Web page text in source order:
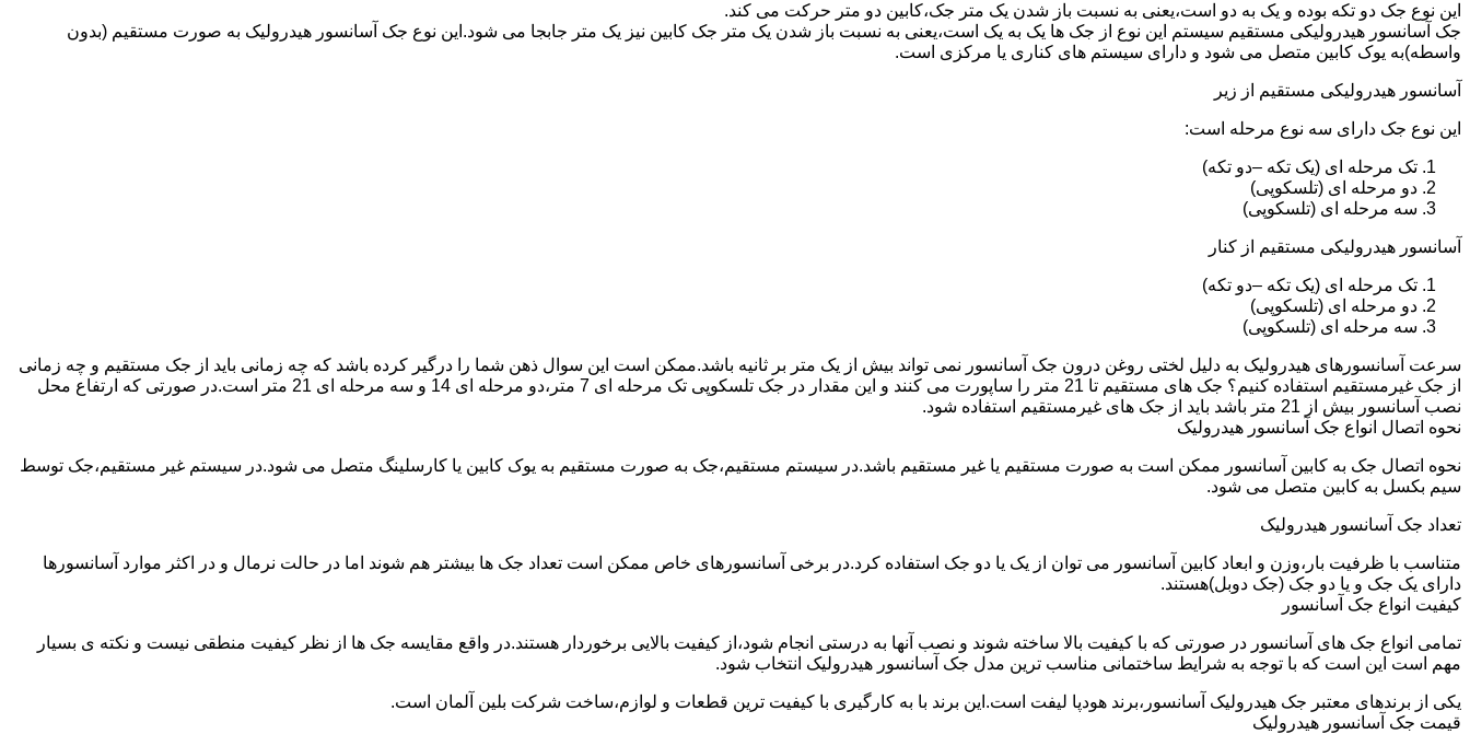
این نوع جک دو تکه بوده و یک به دو است،یعنی به نسبت باز شدن یک متر جک،کابین دو متر حرکت می کند.
جک آسانسور هیدرولیکی مستقیم سیستم این نوع از جک ها یک به یک است،یعنی به نسبت باز شدن یک متر جک کابین نیز یک متر جابجا می شود.این نوع جک آسانسور هیدرولیک به صورت مستقیم (بدون
واسطه)به یوک کابین متصل می شود و دارای سیستم های کناری یا مرکزی است.
آسانسور هیدرولیکی مستقیم از زیر
این نوع جک دارای سه نوع مرحله است:
تک مرحله ای (یک تکه –دو تکه)
دو مرحله ای (تلسکوپی)
سه مرحله ای (تلسکوپی)
آسانسور هیدرولیکی مستقیم از کنار
تک مرحله ای (یک تکه –دو تکه)
دو مرحله ای (تلسکوپی)
سه مرحله ای (تلسکوپی)
سرعت آسانسورهای هیدرولیک به دلیل لختی روغن درون جک آسانسور نمی تواند بیش از یک متر بر ثانیه باشد.ممکن است این سوال ذهن شما را درگیر کرده باشد که چه زمانی باید از جک مستقیم و چه زمانی
از جک غیرمستقیم استفاده کنیم؟ جک های مستقیم تا 21 متر را ساپورت می کنند و این مقدار در جک تلسکوپی تک مرحله ای 7 متر،دو مرحله ای 14 و سه مرحله ای 21 متر است.در صورتی که ارتفاع محل
نصب آسانسور بیش از 21 متر باشد باید از جک های غیرمستقیم استفاده شود.
نحوه اتصال انواع جک آسانسور هیدرولیک
نحوه اتصال جک به کابین آسانسور ممکن است به صورت مستقیم یا غیر مستقیم باشد.در سیستم مستقیم،جک به صورت مستقیم به یوک کابین یا کارسلینگ متصل می شود.در سیستم غیر مستقیم،جک توسط
سیم بکسل به کابین متصل می شود.
تعداد جک آسانسور هیدرولیک
متناسب با ظرفیت بار،وزن و ابعاد کابین آسانسور می توان از یک یا دو جک استفاده کرد.در برخی آسانسورهای خاص ممکن است تعداد جک ها بیشتر هم شوند اما در حالت نرمال و در اکثر موارد آسانسورها
دارای یک جک و یا دو جک (جک دوبل)هستند.
کیفیت انواع جک آسانسور
تمامی انواع جک های آسانسور در صورتی که با کیفیت بالا ساخته شوند و نصب آنها به درستی انجام شود،از کیفیت بالایی برخوردار هستند.در واقع مقایسه جک ها از نظر کیفیت منطقی نیست و نکته ی بسیار
مهم است این است که با توجه به شرایط ساختمانی مناسب ترین مدل جک آسانسور هیدرولیک انتخاب شود.
یکی از برندهای معتبر جک هیدرولیک آسانسور،برند هودپا لیفت است.این برند با به کارگیری با کیفیت ترین قطعات و لوازم،ساخت شرکت بلین آلمان است.
قیمت جک آسانسور هیدرولیک